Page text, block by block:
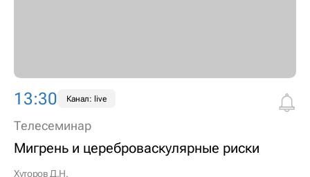
13:30 Канал: live
Телесеминар
Мигрень и цереброваскулярные риски
Хуторов Д.Н.